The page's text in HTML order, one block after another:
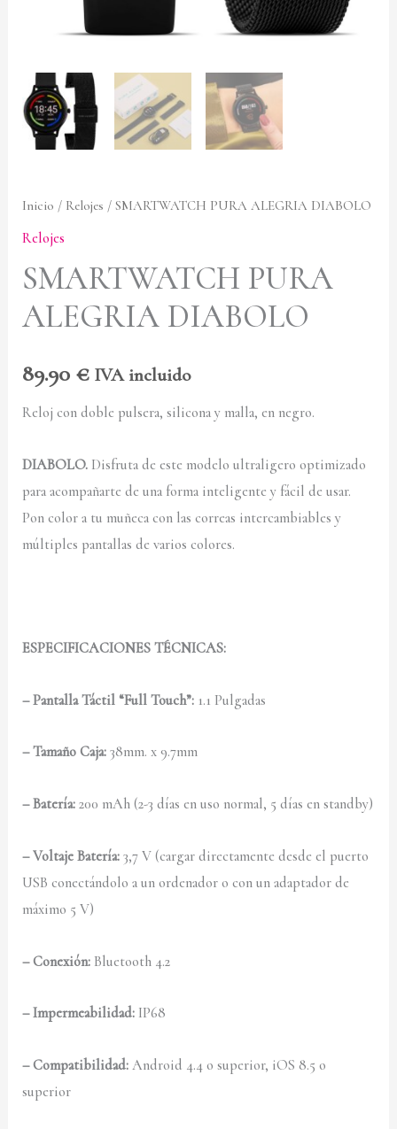
Inicio / Relojes / SMARTWATCH PURA ALEGRIA DIABOLO
Relojes
SMARTWATCH PURA
ALEGRIA DIABOLO
89.90 € IVA incluido
Reloj con doble pulsera, silicona y malla, en negro.
DIABOLO. Disfruta de este modelo ultraligero optimizado
para acompañarte de una forma inteligente y fácil de usar.
Pon color a tu muñeca con las correas intercambiables y
múltiples pantallas de varios colores.
ESPECIFICACIONES TÉCNICAS:
– Pantalla Táctil “FullTouch”: 1.1 Pulgadas
– Tamaño Caja:38mm. x 9.7mm
– Batería:200 mAh (2-3 días en uso normal, 5 días en standby)
– Voltaje Batería: 3,7 V (cargar directamente desde el puerto
USB conectándolo a un ordenador o con un adaptador de
máximo 5 V)
– Conexión: Bluetooth 4.2
– Impermeabilidad: IP68
– Compatibilidad:Android 4.4 o superior, iOS 8.5 o
superior